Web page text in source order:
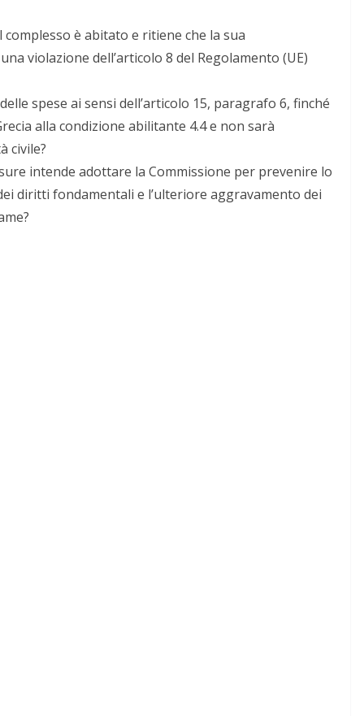
è abitato e ritiene che la sua
violazione dell’articolo 8 del Regolamento (UE)
spese ai sensi dell’articolo 15, paragrafo 6, finché
alla condizione abilitante 4.4 e non sarà
civile?
intende adottare la Commissione per prevenire lo
diritti fondamentali e l’ulteriore aggravamento dei